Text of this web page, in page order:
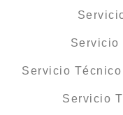
Servicio
Servicio